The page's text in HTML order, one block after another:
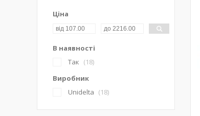
Ціна
В наявності
Так
18
Виробник
Unidelta
18